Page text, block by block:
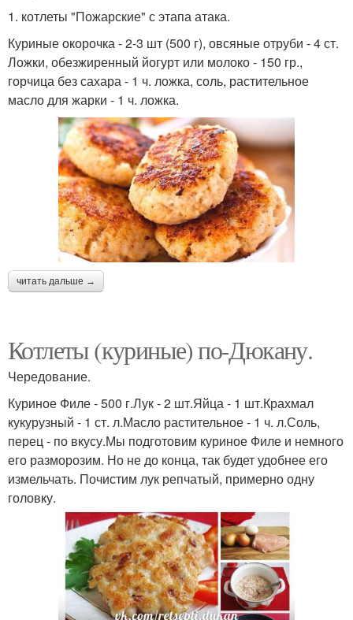
1. котлеты "Пожарские" с этапа атака.
Куриные окорочка - 2-3 шт (500 г), овсяные отруби - 4 ст.
Ложки, обезжиренный йогурт или молоко - 150 гр.,
горчица без сахара - 1 ч. ложка, соль, растительное
масло для жарки - 1 ч. ложка.
читать дальше →
Котлеты (куриные) по-Дюкану.
Чередование.
Куриное Филе - 500 г.Лук - 2 шт.Яйца - 1 шт.Крахмал
кукурузный - 1 ст. л.Масло растительное - 1 ч. л.Соль,
перец - по вкусу.Мы подготовим куриное Филе и немного
его разморозим. Но не до конца, так будет удобнее его
измельчать. Почистим лук репчатый, примерно одну
головку.